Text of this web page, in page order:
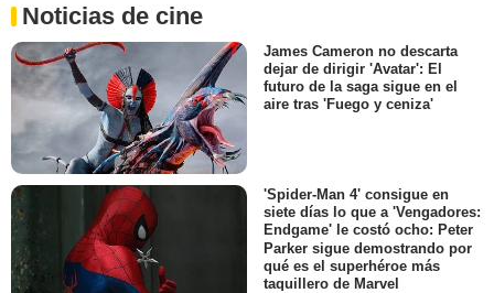
Noticias de cine
James Cameron no descarta
dejar de dirigir 'Avatar': El
futuro de la saga sigue en el
aire tras 'Fuego y ceniza'
'Spider-Man 4' consigue en
siete días lo que a 'Vengadores:
Endgame' le costó ocho: Peter
Parker sigue demostrando por
qué es el superhéroe más
taquillero de Marvel